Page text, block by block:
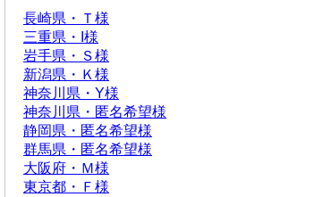
長崎県・Ｔ様
三重県・I様
岩手県・Ｓ様
新潟県・Ｋ様
神奈川県・Y様
神奈川県・匿名希望様
静岡県・匿名希望様
群馬県・匿名希望様
大阪府・Ｍ様
東京都・Ｆ様